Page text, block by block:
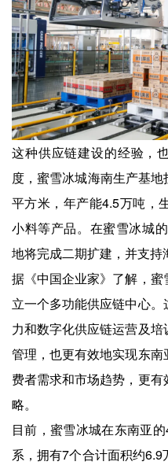
这种供应链建设的经验，
度，蜜雪冰城海南生产基
平方米，年产能4.5万吨，
小料等产品。在蜜雪冰城
地将完成二期扩建，并支持
据《中国企业家》了解，
立一个多功能供应链中心
力和数字化供应链运营及
管理，也更有效地实现东
费者需求和市场趋势，更
略。
目前，蜜雪冰城在东南亚
系，拥有7个合计面积约